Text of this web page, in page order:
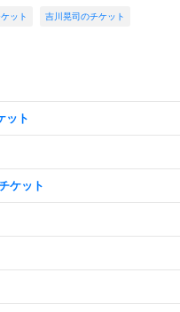
ット 吉川晃司のチケット
ット
ケット